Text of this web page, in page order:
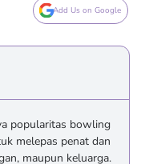
Add Us on Google
popularitas bowling
melepas penat dan
maupun keluarga.